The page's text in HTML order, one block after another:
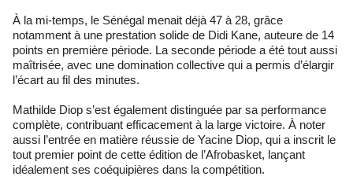
À la mi-temps, le Sénégal menait déjà 47 à 28, grâce
notamment à une prestation solide de Didi Kane, auteure de 14
points en première période. La seconde période a été tout aussi
maîtrisée, avec une domination collective qui a permis d’élargir
l’écart au fil des minutes.
Mathilde Diop s’est également distinguée par sa performance
complète, contribuant efficacement à la large victoire. À noter
aussi l’entrée en matière réussie de Yacine Diop, qui a inscrit le
tout premier point de cette édition de l’Afrobasket, lançant
idéalement ses coéquipières dans la compétition.